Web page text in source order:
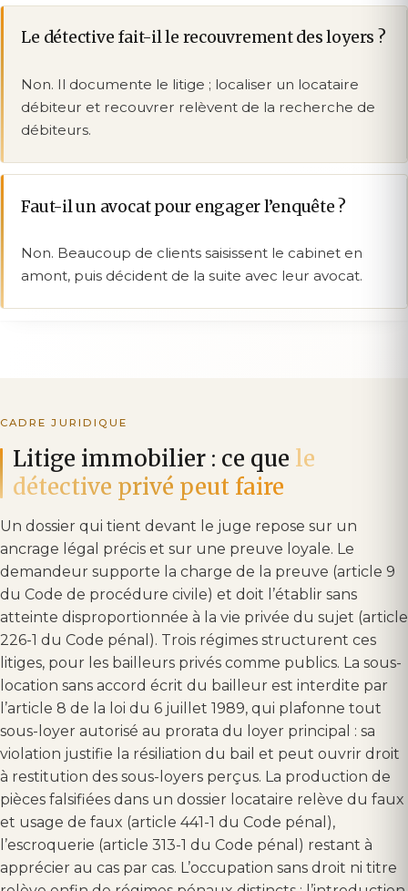
Le détective fait-il le recouvrement des loyers ?
Non. Il documente le litige ; localiser un locataire
débiteur et recouvrer relèvent de la recherche de
débiteurs.
Faut-il un avocat pour engager l’enquête ?
Non. Beaucoup de clients saisissent le cabinet en
amont, puis décident de la suite avec leur avocat.
CADRE JURIDIQUE
Litige immobilier : ce que le
détective privé peut faire
Un dossier qui tient devant le juge repose sur un
ancrage légal précis et sur une preuve loyale. Le
demandeur supporte la charge de la preuve (article 9
du Code de procédure civile) et doit l’établir sans
atteinte disproportionnée à la vie privée du sujet (article
226-1 du Code pénal). Trois régimes structurent ces
litiges, pour les bailleurs privés comme publics. La sous-
location sans accord écrit du bailleur est interdite par
l’article 8 de la loi du 6 juillet 1989, qui plafonne tout
sous-loyer autorisé au prorata du loyer principal : sa
violation justifie la résiliation du bail et peut ouvrir droit
à restitution des sous-loyers perçus. La production de
pièces falsifiées dans un dossier locataire relève du faux
et usage de faux (article 441-1 du Code pénal),
l’escroquerie (article 313-1 du Code pénal) restant à
apprécier au cas par cas. L’occupation sans droit ni titre